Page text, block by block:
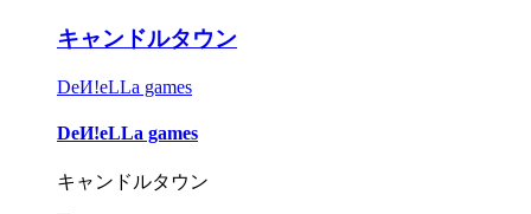
キャンドルタウン
DeИ!eLLa games
DeИ!eLLa games
キャンドルタウン